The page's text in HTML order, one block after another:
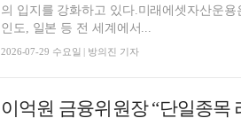
의 입지를 강화하고 있다.미래에셋자산운
인도, 일본 등 전 세계에서...
2026-07-29 수요일 | 방의진 기자